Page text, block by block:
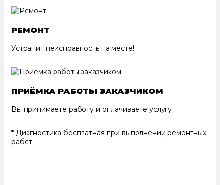
РЕМОНТ
Устранит неисправность на месте!
ПРИЁМКА РАБОТЫ ЗАКАЗЧИКОМ
Вы принимаете работу и оплачиваете услугу
* Диагностика бесплатная при выполнении ремонтных
работ.